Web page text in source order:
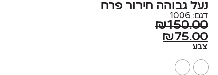
נעל גבוהה חירור פרח
דגם: 1006
₪150.00
₪75.00
צבע